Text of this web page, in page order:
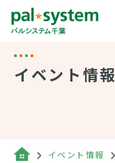
イベント情報
イベント情報